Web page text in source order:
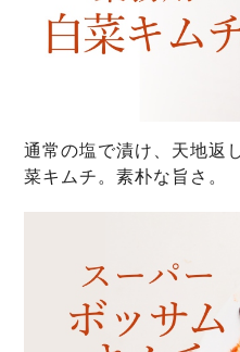
通常の塩で漬け、天地返
菜キムチ。素朴な旨さ。